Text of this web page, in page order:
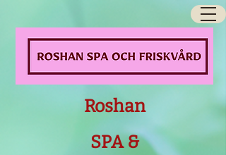
Roshan
SPA &